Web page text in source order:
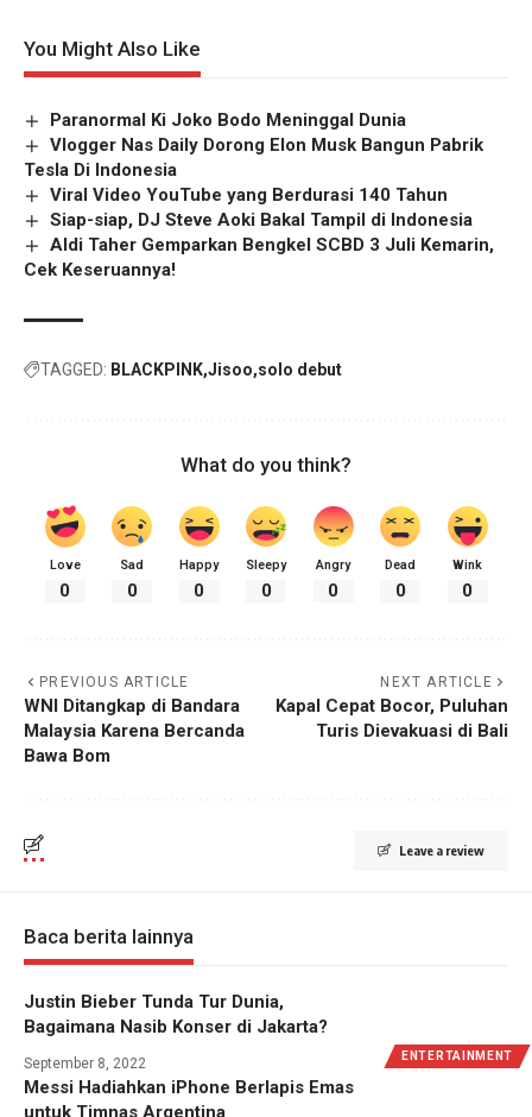
You Might Also Like
Paranormal Ki Joko Bodo Meninggal Dunia
Vlogger Nas Daily Dorong Elon Musk Bangun Pabrik
Tesla Di Indonesia
Viral Video YouTube yang Berdurasi 140 Tahun
Siap-siap, DJ Steve Aoki Bakal Tampil di Indonesia
Aldi Taher Gemparkan Bengkel SCBD 3 Juli Kemarin,
Cek Keseruannya!
TAGGED: BLACKPINK Jisoo solo debut
What do you think?
Love
0
Sad
0
Happy
0
Sleepy
0
Angry
0
Dead
0
Wink
0
PREVIOUS ARTICLE
WNI Ditangkap di Bandara
Malaysia Karena Bercanda
Bawa Bom
NEXT ARTICLE
Kapal Cepat Bocor, Puluhan
Turis Dievakuasi di Bali
Leave a review
Baca berita lainnya
ENTERTAINMENT
Justin Bieber Tunda Tur Dunia,
Bagaimana Nasib Konser di Jakarta?
September 8, 2022
Messi Hadiahkan iPhone Berlapis Emas
untuk Timnas Argentina